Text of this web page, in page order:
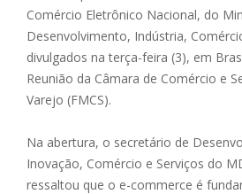
Comércio Eletrônico Nacional, do
Desenvolvimento, Indústria,
divulgados na terça-feira (3), em
Reunião da Câmara de Comércio e
Varejo (FMCS).
Na abertura, o secretário de
Inovação, Comércio e Serviços do
ressaltou que o e-commerce é